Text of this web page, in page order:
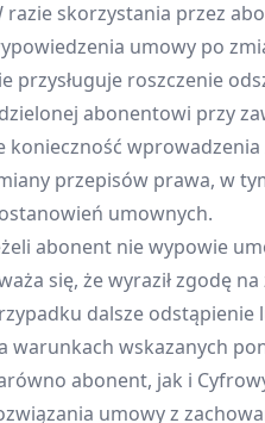
razie skorzystania przez
umowy po
przysługuje roszczenie
abonentowi przy
konieczność
przepisów prawa, w
umownych.
abonent nie wypowie
się, że wyraził zgodę
dalsze odstąpienie
warunkach wskazanych
abonent, jak i
umowy z